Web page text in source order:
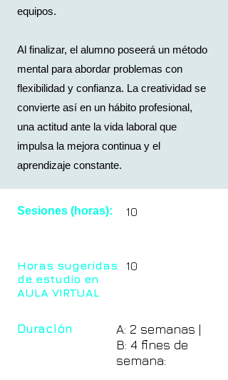
equipos.
Al finalizar, el alumno poseerá un método
mental para abordar problemas con
flexibilidad y confianza. La creatividad se
convierte así en un hábito profesional,
una actitud ante la vida laboral que
impulsa la mejora continua y el
aprendizaje constante.
Sesiones (horas): 10
Horas sugeridas
de estudio en
AULA VIRTUAL
10
Duración
A: 2 semanas |
B: 4 fines de
semana: